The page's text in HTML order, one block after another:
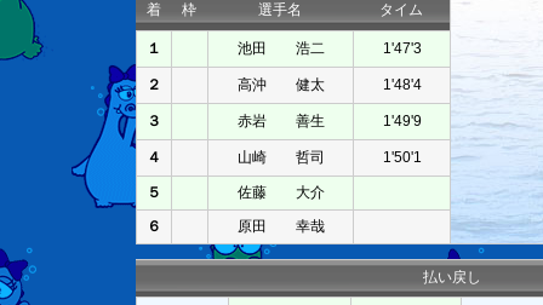
着 枠 選手名 タイム
１ 池田 浩二 1'47'3
２ 高沖 健太 1'48'4
３ 赤岩 善生 1'49'9
４ 山崎 哲司 1'50'1
５
佐藤 大介
６
原田 幸哉
払い戻し